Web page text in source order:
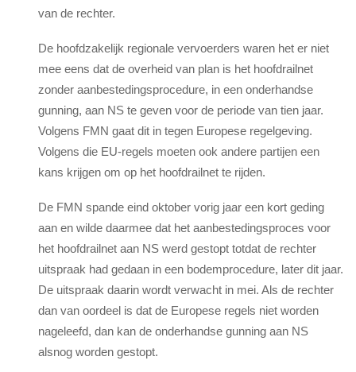
van de rechter.
De hoofdzakelijk regionale vervoerders waren het er niet
mee eens dat de overheid van plan is het hoofdrailnet
zonder aanbestedingsprocedure, in een onderhandse
gunning, aan NS te geven voor de periode van tien jaar.
Volgens FMN gaat dit in tegen Europese regelgeving.
Volgens die EU-regels moeten ook andere partijen een
kans krijgen om op het hoofdrailnet te rijden.
De FMN spande eind oktober vorig jaar een kort geding
aan en wilde daarmee dat het aanbestedingsproces voor
het hoofdrailnet aan NS werd gestopt totdat de rechter
uitspraak had gedaan in een bodemprocedure, later dit jaar.
De uitspraak daarin wordt verwacht in mei. Als de rechter
dan van oordeel is dat de Europese regels niet worden
nageleefd, dan kan de onderhandse gunning aan NS
alsnog worden gestopt.